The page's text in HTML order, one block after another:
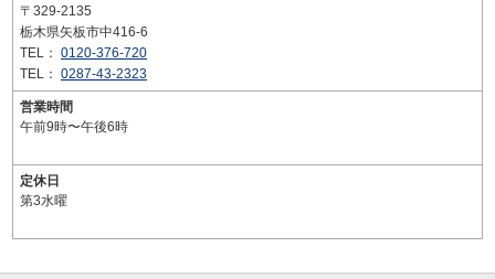
〒329-2135
栃木県矢板市中416-6
TEL： 0120-376-720
TEL： 0287-43-2323
営業時間
午前9時〜午後6時
定休日
第3水曜